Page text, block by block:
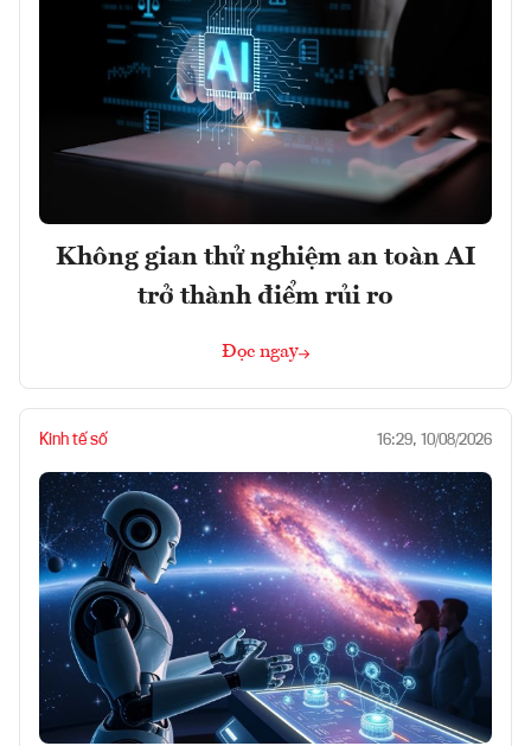
Không gian thử nghiệm an toàn AI
trở thành điểm rủi ro
Đọc ngay
Kinh tế số 16:29, 10/08/2026